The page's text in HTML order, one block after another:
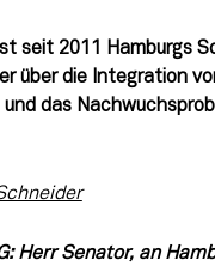
seit 2011 Hamburgs
über die Integration
das
Herr Senator, an